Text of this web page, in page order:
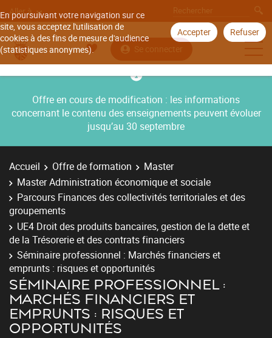
En poursuivant votre navigation sur ce
site, vous acceptez l'utilisation de
cookies à des fins de mesure d'audience
(statistiques anonymes).
Accepter Refuser
Aller à
Se connecter
Offre en cours de modification : les informations
concernant le contenu des enseignements peuvent évoluer
jusqu’au 30 septembre
Accueil Offre de formation
Master
Master Administration économique et sociale
Parcours Finances des collectivités territoriales et des
groupements
UE4 Droit des produits bancaires, gestion de la dette et
de la Trésorerie et des contrats financiers
Séminaire professionnel : Marchés financiers et
emprunts : risques et opportunités
SÉMINAIRE PROFESSIONNEL :
MARCHÉS FINANCIERS ET
EMPRUNTS : RISQUES ET
OPPORTUNITÉS